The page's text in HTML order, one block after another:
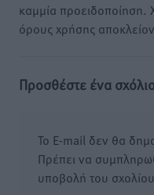
καμμία προειδοποίηση.
όρους χρήσης
Προσθέστε ένα
Το E-mail δεν θα
Πρέπει να
υποβολή του